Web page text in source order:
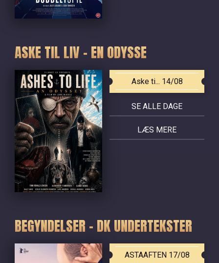
ASKE TIL LIV - EN ODYSSE
Aske ti... 14/08
SE ALLE DAGE
LÆS MERE
BEGYNDELSER - DK UNDERTEKSTER
ASTAAFTEN 17/08